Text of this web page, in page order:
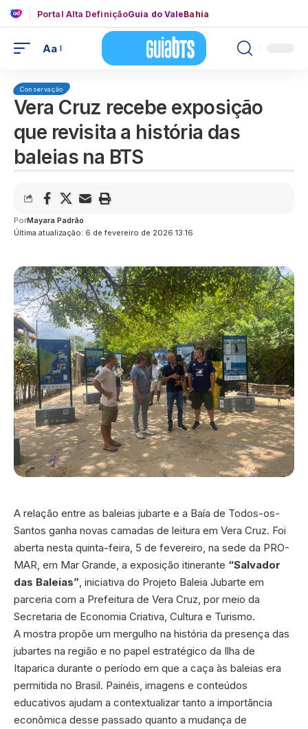
Portal Alta DefiniçãoGuia do ValeBahia
Aa
Conservação
Vera Cruz recebe exposição
que revisita a história das
baleias na BTS
Última atualização: 6 de fevereiro de 2026 13:16
PorMayara Padrão
A relação entre as baleias jubarte e a Baía de Todos-os-
Santos ganha novas camadas de leitura em Vera Cruz. Foi
aberta nesta quinta-feira, 5 de fevereiro, na sede da PRO-
MAR, em Mar Grande, a exposição itinerante “Salvador
das Baleias”, iniciativa do Projeto Baleia Jubarte em
parceria com a Prefeitura de Vera Cruz, por meio da
Secretaria de Economia Criativa, Cultura e Turismo.
A mostra propõe um mergulho na história da presença das
jubartes na região e no papel estratégico da Ilha de
Itaparica durante o período em que a caça às baleias era
permitida no Brasil. Painéis, imagens e conteúdos
educativos ajudam a contextualizar tanto a importância
econômica desse passado quanto a mudança de